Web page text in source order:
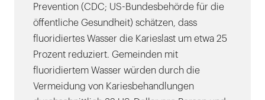
Prevention (CDC; US-Bundesbehörde für die
öffentliche Gesundheit) schätzen, dass
fluoridiertes Wasser die Karieslast um etwa 25
Prozent reduziert. Gemeinden mit
fluoridiertem Wasser würden durch die
Vermeidung von Kariesbehandlungen